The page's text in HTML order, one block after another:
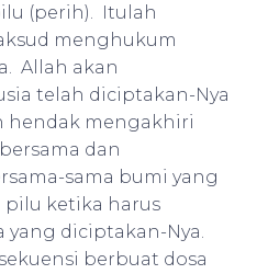
(perih). Itulah
menghukum
Allah akan
telah diciptakan-Nya
hendak mengakhiri
dan
sama bumi yang
pilu ketika harus
diciptakan-Nya.
berbuat dosa